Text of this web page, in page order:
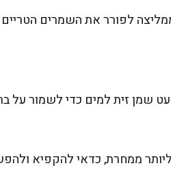
יבשים. ממליצה לפורר את השמרים
שמן זית למים כדי לשמור על
ממחרת, כדאי להקפיא